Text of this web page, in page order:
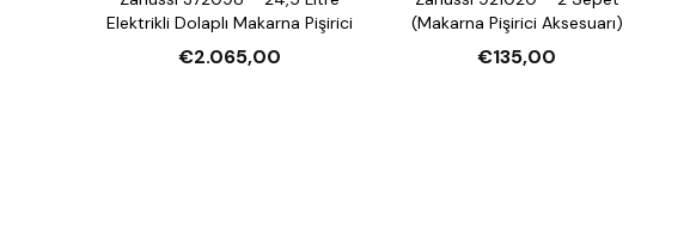
Elektrikli Dolaplı Makarna Pişirici
€2.065,00
(Makarna Pişirici Aksesuarı)
€135,00